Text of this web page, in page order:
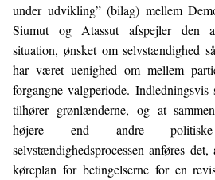
under udvikling” (bilag) mellem
Siumut og Atassut afspejler den
situation, ønsket om selvstændighed
har været uenighed om mellem
forgangne valgperiode.
tilhører grønlænderne, og at
højere end andre
selvstændighedsprocessen anføres
køreplan for betingelserne for en